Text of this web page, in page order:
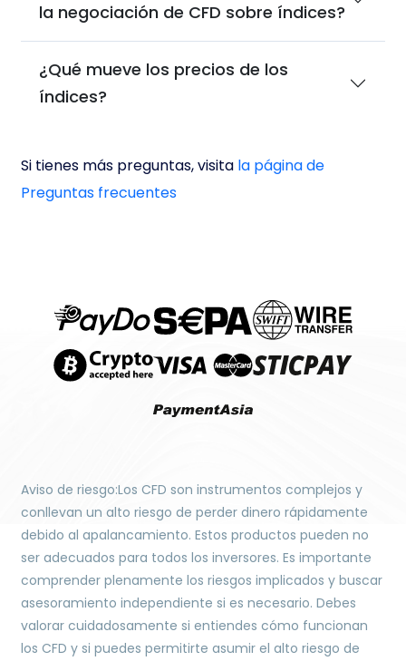
la negociación de CFD sobre índices?
¿Qué mueve los precios de los
índices?
Si tienes más preguntas, visita la página de
Preguntas frecuentes
Aviso de riesgo:Los CFD son instrumentos complejos y
conllevan un alto riesgo de perder dinero rápidamente
debido al apalancamiento. Estos productos pueden no
ser adecuados para todos los inversores. Es importante
comprender plenamente los riesgos implicados y buscar
asesoramiento independiente si es necesario. Debes
valorar cuidadosamente si entiendes cómo funcionan
los CFD y si puedes permitirte asumir el alto riesgo de